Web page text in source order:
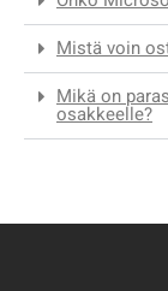
Mistä voin
Mikä on
osakkeelle?